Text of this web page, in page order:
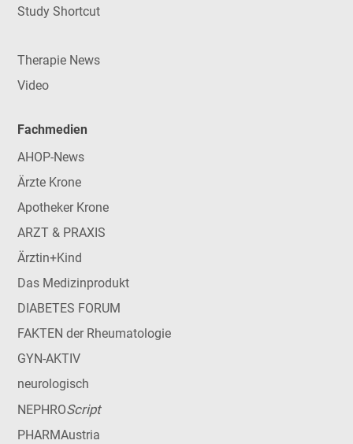
Study Shortcut
Therapie News
Video
Fachmedien
AHOP-News
Ärzte Krone
Apotheker Krone
ARZT & PRAXIS
Ärztin+Kind
Das Medizinprodukt
DIABETES FORUM
FAKTEN der Rheumatologie
GYN-AKTIV
neurologisch
NEPHROScript
PHARMAustria